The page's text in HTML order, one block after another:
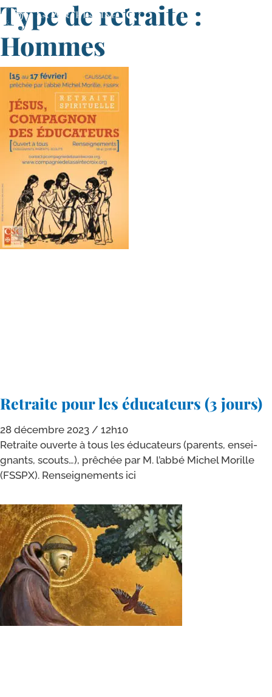
Type de retraite :
Hommes
Retraite pour les éducateurs (3 jours)
28 décembre 2023
12h10
Retraite ouverte à tous les édu­ca­teurs (parents, ensei­
gnants, scouts…), prê­chée par M. l’ab­bé Michel Morille
(FSSPX). Renseignements ici